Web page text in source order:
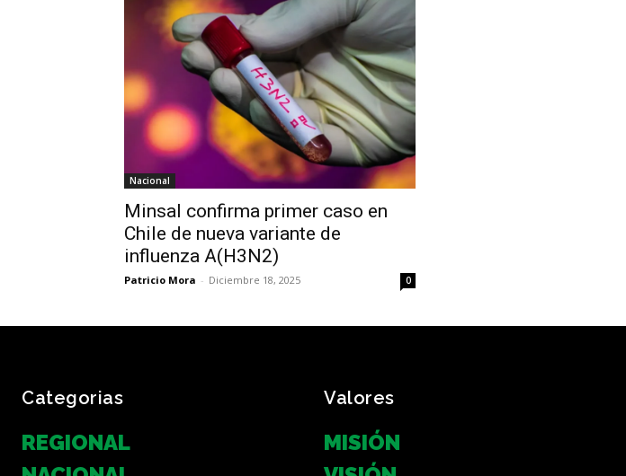
Nacional
Minsal confirma primer caso en
Chile de nueva variante de
influenza A(H3N2)
Patricio Mora - Diciembre 18, 2025 0
Categorias
REGIONAL
Valores
MISIÓN